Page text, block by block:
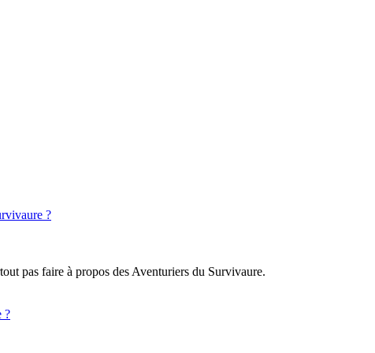
?
pas faire à propos des Aventuriers du Survivaure.
?